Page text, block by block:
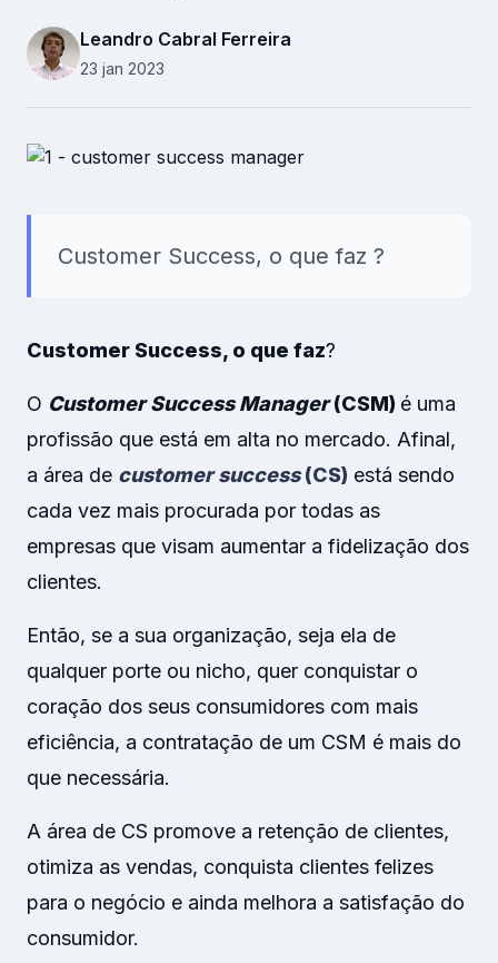
Recursos Humanos
Recursos
Leandro Cabral Ferreira
23 jan 2023
Customer Success, o que faz ?
Customer Success, o que faz?
O Customer Success Manager(CSM) é uma
profissão que está em alta no mercado. Afinal,
a área de customer success(CS) está sendo
cada vez mais procurada por todas as
empresas que visam aumentar a fidelização dos
clientes.
Então, se a sua organização, seja ela de
qualquer porte ou nicho, quer conquistar o
coração dos seus consumidores com mais
eficiência, a contratação de um CSM é mais do
que necessária.
A área de CS promove a retenção de clientes,
otimiza as vendas, conquista clientes felizes
para o negócio e ainda melhora a satisfação do
consumidor.